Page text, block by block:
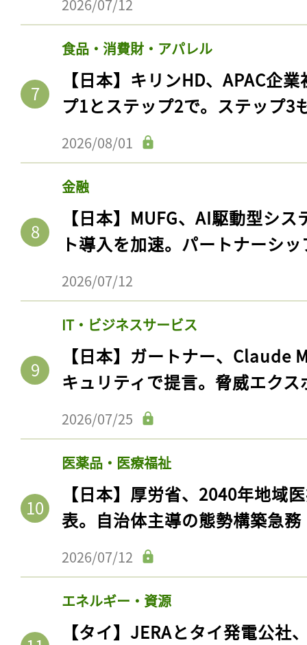
2026/07/12
食品・消費財・アパレル
【日本】キリンHD、APAC企
プ1とステップ2で。ステップ3
2026/08/01
金融
【日本】MUFG、AI駆動型シ
ト導入を加速。パートナーシ
2026/07/12
IT・ビジネスサービス
【日本】ガートナー、Claude
キュリティで提言。脅威エク
2026/07/25
医薬品・医療福祉
【日本】厚労省、2040年地域
表。自治体主導の態勢構築急務
2026/07/12
エネルギー・資源
【タイ】JERAとタイ発電公社